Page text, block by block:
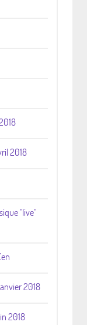
2018
"live"
2018
2018